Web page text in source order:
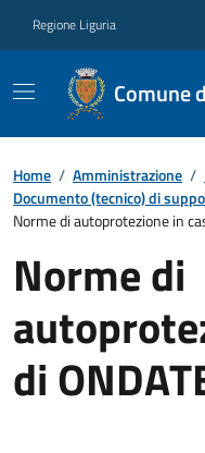
Regione Liguria
Comune
Home / Amministrazione /
Documento (tecnico) di
Norme di autoprotezione in
Norme di
di